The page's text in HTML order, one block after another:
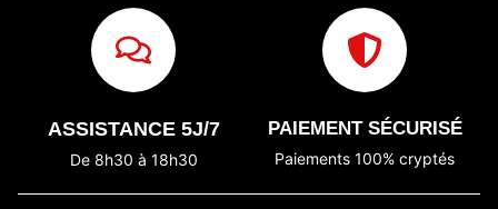
ASSISTANCE 5J/7
De 8h30 à 18h30
PAIEMENT SÉCURISÉ
Paiements 100% cryptés